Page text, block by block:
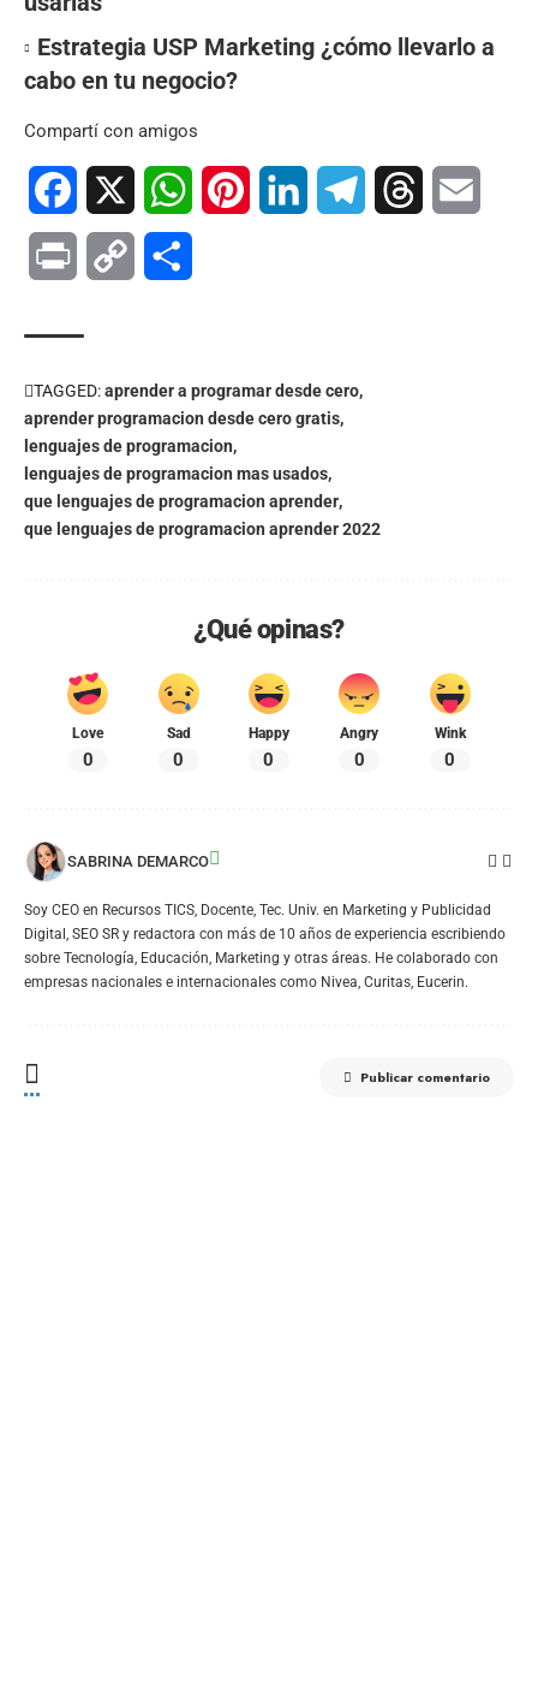
Estrategia USP Marketing ¿cómo llevarlo a
cabo en tu negocio?
Compartí con amigos
Facebook WhatsAppPinterest LinkedIn TelegramThreads
Print Copy
TAGGED:aprender a programar desde cero
aprender programacion desde cero gratis
lenguajes de programacion
lenguajes de programacion mas usados
que lenguajes de programacion aprender
que lenguajes de programacion aprender 2022
¿Qué opinas?
Love
0
Sad
0
Happy
0
Angry
0
Wink
0
SABRINA DEMARCO
Soy CEO en Recursos TICS, Docente, Tec. Univ. en Marketing y Publicidad
Digital, SEO SR y redactora con más de 10 años de experiencia escribiendo
sobre Tecnología, Educación, Marketing y otras áreas. He colaborado con
empresas nacionales e internacionales como Nivea, Curitas, Eucerin.
Publicar comentario